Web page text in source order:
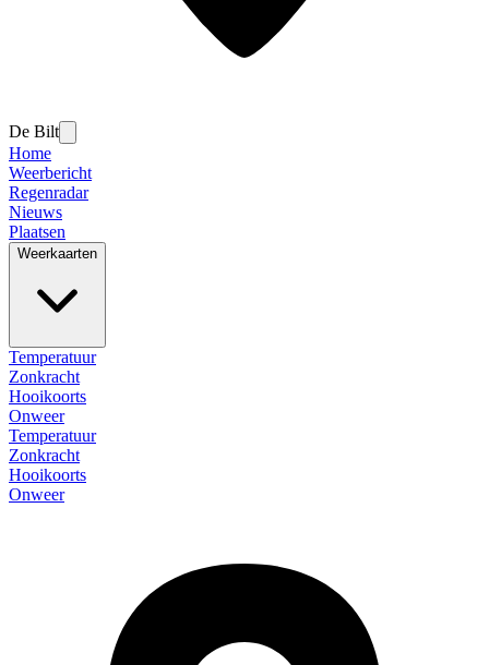
De Bilt
Home
Weerbericht
Regenradar
Nieuws
Plaatsen
Weerkaarten
Temperatuur
Zonkracht
Hooikoorts
Onweer
Temperatuur
Zonkracht
Hooikoorts
Onweer